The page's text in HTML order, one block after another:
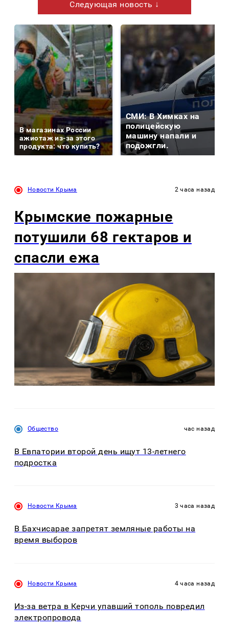
Следующая новость ↓
В магазинах России
ажиотаж из-за этого
продукта: что купить?
СМИ: В Химках на
полицейскую
машину напали и
подожгли.
Новости Крыма 2 часа назад
Крымские пожарные
потушили 68 гектаров и
спасли ежа
Общество час назад
В Евпатории второй день ищут 13-летнего
подростка
Новости Крыма 3 часа назад
В Бахчисарае запретят земляные работы на
время выборов
Новости Крыма 4 часа назад
Из-за ветра в Керчи упавший тополь повредил
электропровода